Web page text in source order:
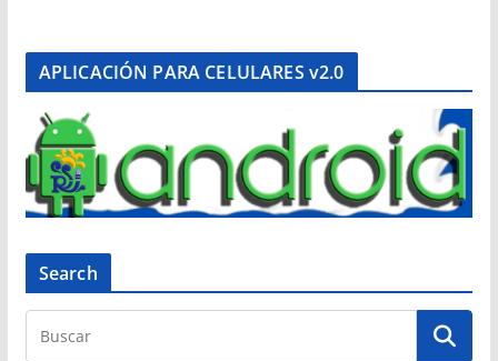
APLICACIÓN PARA CELULARES v2.0
Search